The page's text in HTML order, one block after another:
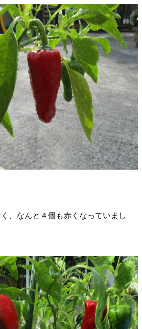
、なんと４個も赤くなっていまし